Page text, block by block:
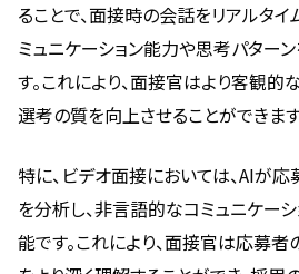
ることで、面接時の会話をリアルタ
ミュニケーション能力や思考パター
す。これにより、面接官はより客観的
選考の質を向上させることができます
特に、ビデオ面接においては、AIが
を分析し、非言語的なコミュニケー
能です。これにより、面接官は応募